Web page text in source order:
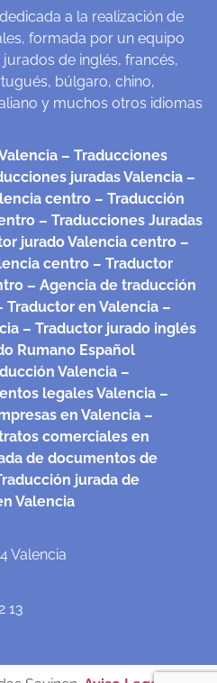
a la realización de
formada por un equipo
de inglés, francés,
búlgaro, chino,
y muchos otros idiomas
– Traducciones
juradas Valencia –
centro – Traducción
– Traducciones Juradas
jurado Valencia centro –
centro – Traductor
– Agencia de traducción
Traductor en Valencia –
– Traductor jurado inglés
Rumano Español
Valencia –
legales Valencia –
en Valencia –
comerciales en
de documentos de
jurada de
Valencia
Valencia
13